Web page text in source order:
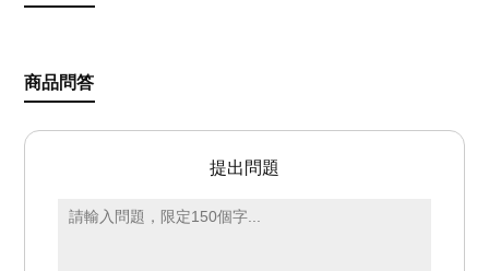
商品問答
提出問題